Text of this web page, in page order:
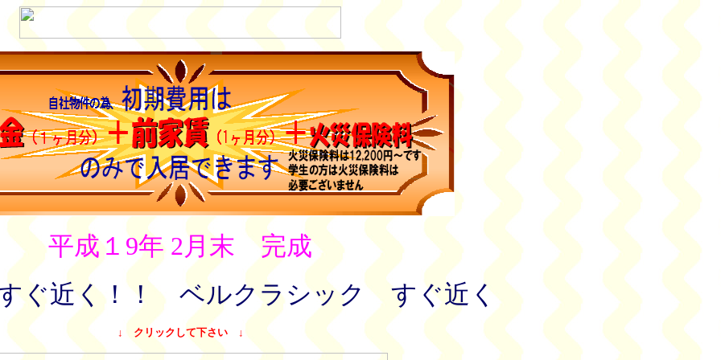
平成１9年 2月末 完成
ぐ近く！！ ベルクラシック すぐ近く
↓ クリックして下さい ↓